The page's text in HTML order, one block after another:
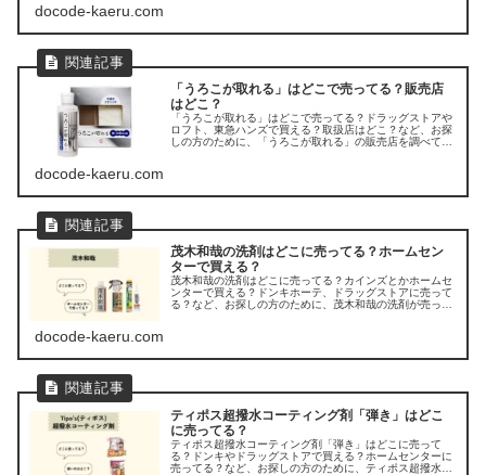
docode-kaeru.com
「うろこが取れる」はどこで売ってる？販売店
はどこ？
「うろこが取れる」はどこで売ってる？ドラッグストアや
ロフト、東急ハンズで買える？取扱店はどこ？など、お探
しの方のために、「うろこが取れる」の販売店を調べてみ
docode-kaeru.com
茂木和哉の洗剤はどこに売ってる？ホームセン
ターで買える？
茂木和哉の洗剤はどこに売ってる？カインズとかホームセ
ンターで買える？ドンキホーテ、ドラッグストアに売って
る？など、お探しの方のために、茂木和哉の洗剤が売って
docode-kaeru.com
ティポス超撥水コーティング剤「弾き」はどこ
に売ってる？
ティポス超撥水コーティング剤「弾き」はどこに売って
る？ドンキやドラッグストアで買える？ホームセンターに
売ってる？など、お探しの方のために、ティポス超撥水コ